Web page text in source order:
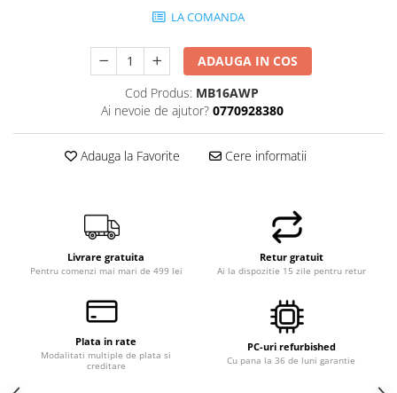
Calculatoare All-in-One NOI
All-in-One REFURBISHED
Calculatoare All-in-One RENEW
Componente All-in-One
LA COMANDA
ADAUGA IN COS
Cod Produs: MB16AWP
Ai nevoie de ajutor? 0770928380
Adauga la Favorite Cere informatii
Livrare gratuita
Pentru comenzi mai mari de 499 lei
Retur gratuit
Ai la dispozitie 15 zile pentru retur
Plata in rate
Modalitati multiple de plata si
creditare
PC-uri refurbished
Cu pana la 36 de luni garantie